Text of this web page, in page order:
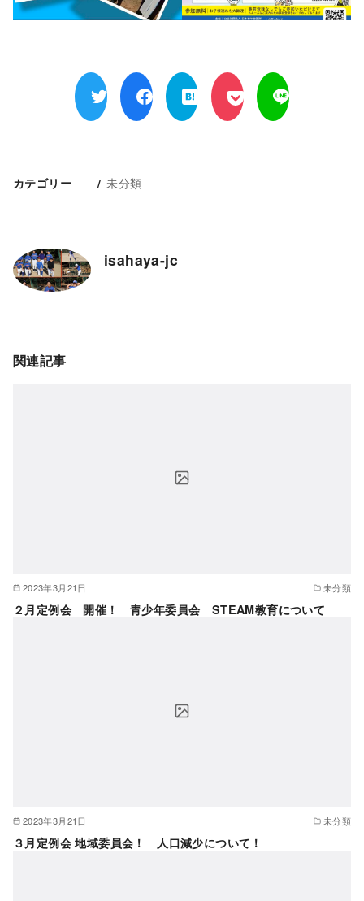
カテゴリー 未分類
isahaya-jc
関連記事
2023年3月21日 未分類
２月定例会 開催！ 青少年委員会 STEAM教育について
2023年3月21日 未分類
３月定例会 地域委員会！ 人口減少について！